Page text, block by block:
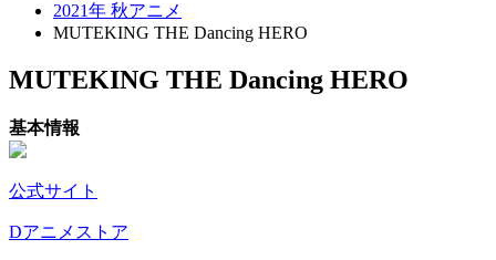
2021年 秋アニメ
MUTEKING THE Dancing HERO
MUTEKING THE Dancing HERO
基本情報
公式サイト
Dアニメストア